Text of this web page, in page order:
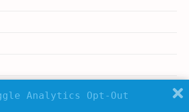
Analytics Opt-Out